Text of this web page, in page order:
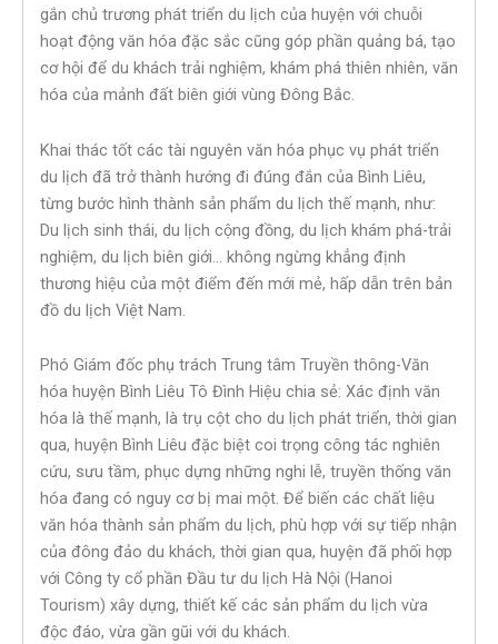
gắn chủ trương phát triển du lịch của huyện với chuỗi
hoạt động văn hóa đặc sắc cũng góp phần quảng bá, tạo
cơ hội để du khách trải nghiệm, khám phá thiên nhiên, văn
hóa của mảnh đất biên giới vùng Đông Bắc.
Khai thác tốt các tài nguyên văn hóa phục vụ phát triển
du lịch đã trở thành hướng đi đúng đắn của Bình Liêu,
từng bước hình thành sản phẩm du lịch thế mạnh, như:
Du lịch sinh thái, du lịch cộng đồng, du lịch khám phá-trải
nghiệm, du lịch biên giới… không ngừng khẳng định
thương hiệu của một điểm đến mới mẻ, hấp dẫn trên bản
đồ du lịch Việt Nam.
Phó Giám đốc phụ trách Trung tâm Truyền thông-Văn
hóa huyện Bình Liêu Tô Đình Hiệu chia sẻ: Xác định văn
hóa là thế mạnh, là trụ cột cho du lịch phát triển, thời gian
qua, huyện Bình Liêu đặc biệt coi trọng công tác nghiên
cứu, sưu tầm, phục dựng những nghi lễ, truyền thống văn
hóa đang có nguy cơ bị mai một. Để biến các chất liệu
văn hóa thành sản phẩm du lịch, phù hợp với sự tiếp nhận
của đông đảo du khách, thời gian qua, huyện đã phối hợp
với Công ty cổ phần Đầu tư du lịch Hà Nội (Hanoi
Tourism) xây dựng, thiết kế các sản phẩm du lịch vừa
độc đáo, vừa gần gũi với du khách.